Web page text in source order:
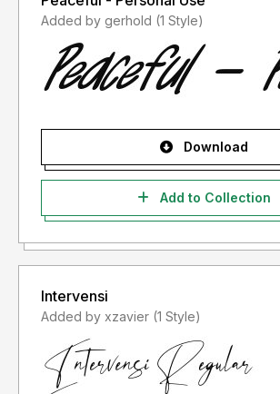
Added by gerhold (1 Style)
Download
Add to Collection
Intervensi
Added by xzavier (1 Style)